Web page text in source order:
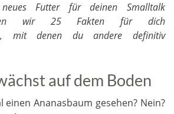
Futter für deinen Smalltalk
wir 25 Fakten für dich
mit denen du andere definitiv
auf dem Boden
einen Ananasbaum gesehen? Nein?